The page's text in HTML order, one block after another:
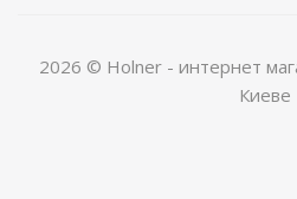
2026 © Holner - интернет
Киеве